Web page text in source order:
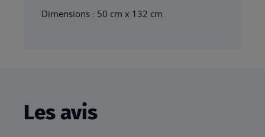
Dimensions : 50 cm x 132 cm
Les avis